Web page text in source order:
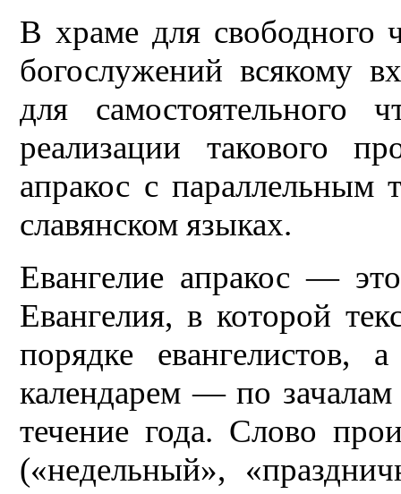
В храме для свободного
богослужений всякому
для самостоятельного
реализации такового
апракос с параллельным
славянском языках.
Евангелие апракос —
Евангелия, в которой
порядке евангелистов,
календарем — по
течение года. Слово
(«недельный»,